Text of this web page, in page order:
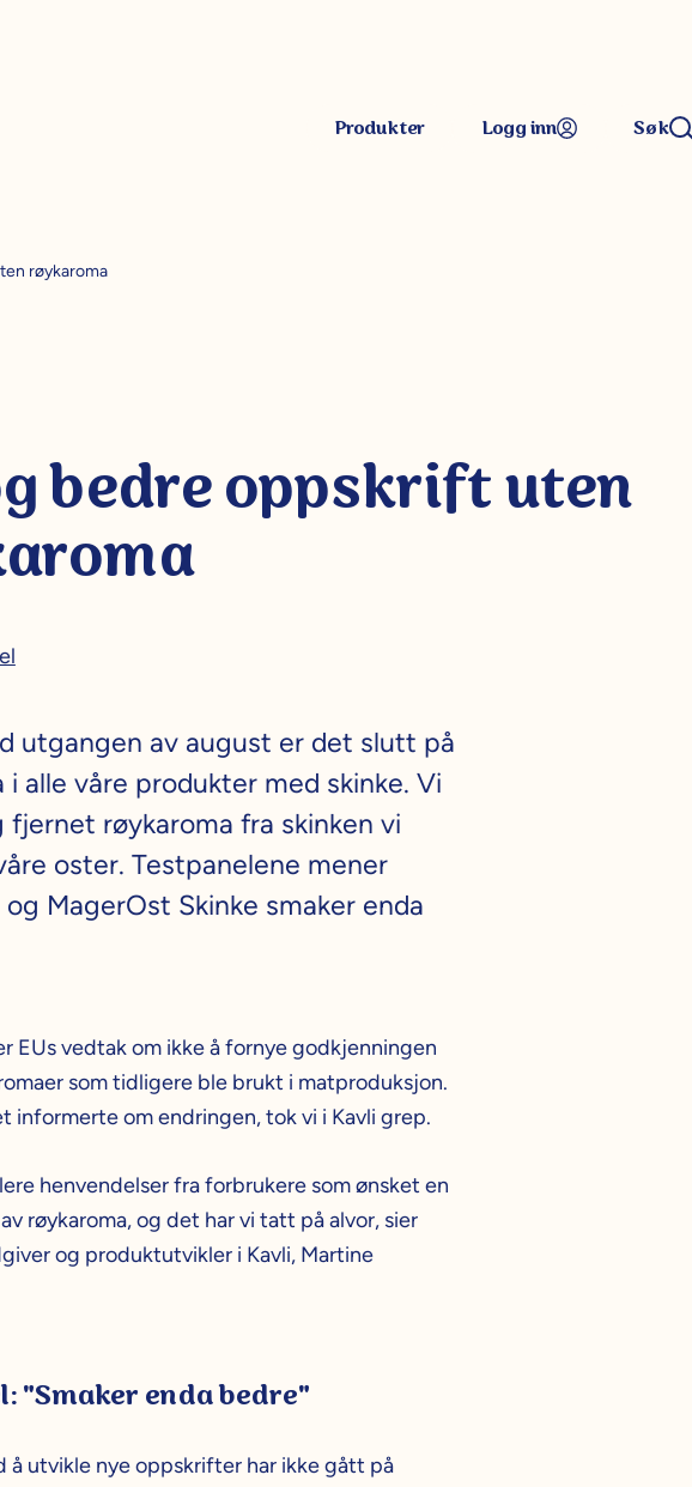
Produkter Logg inn Søk
røykaroma
bedre oppskrift uten
utgangen av august er det slutt på
i alle våre produkter med skinke. Vi
fjernet røykaroma fra skinken vi
oster. Testpanelene mener
MagerOst Skinke smaker enda
EUs vedtak om ikke å fornye godkjenningen
som tidligere ble brukt i matproduksjon.
informerte om endringen, tok vi i Kavli grep.
henvendelser fra forbrukere som ønsket en
røykaroma, og det har vi tatt på alvor, sier
og produktutvikler i Kavli, Martine
"Smaker enda bedre"
å utvikle nye oppskrifter har ikke gått på